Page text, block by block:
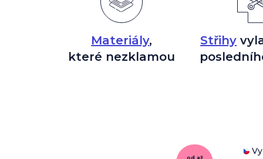
Materiály,
které nezklamou
Střihy
od až